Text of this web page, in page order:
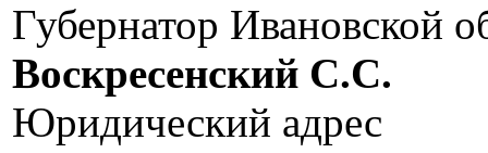
Губернатор Ивановской
Воскресенский C.C.
Юридический адрес